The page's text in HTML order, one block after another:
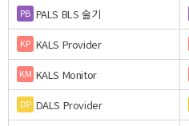
PB PALS BLS 술기
KP KALS Provider
KM KALS Monitor
DP DALS Provider